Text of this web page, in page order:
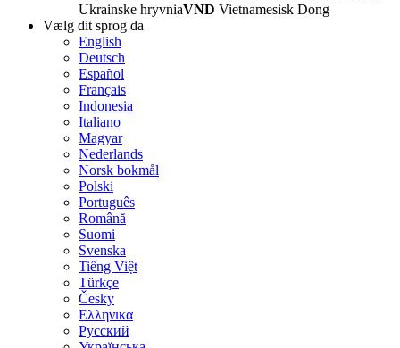
Ukrainske hryvniaVND Vietnamesisk Dong
Vælg dit sprog da
English
Deutsch
Español
Français
Indonesia
Italiano
Magyar
Nederlands
Norsk bokmål
Polski
Português
Română
Suomi
Svenska
Tiếng Việt
Türkçe
Česky
Ελληνικα
Русский